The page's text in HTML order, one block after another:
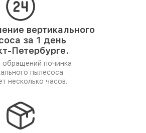
вертикального
за 1 день
Петербурге.
обращений починка
пылесоса
несколько часов.